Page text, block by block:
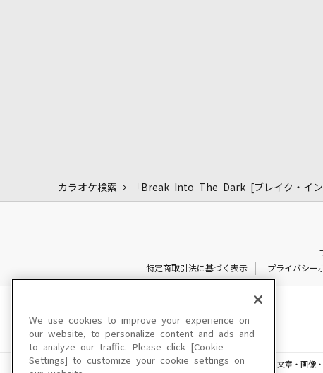
カラオケ検索 「Break Into The Dark [ブレイク・イン
特定商取引法に基づく表示
プライバシー
このサイトに掲載されている一切の文章・画像
We use cookies to improve your experience on
our website, to personalize content and ads and
to analyze our traffic. Please click [Cookie
Settings] to customize your cookie settings on